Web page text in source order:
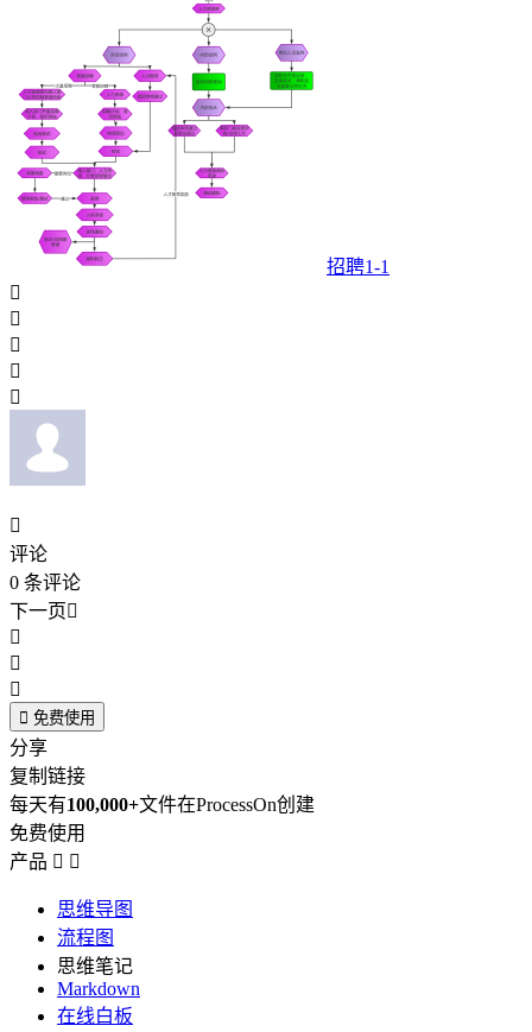
招聘1-1






评论
0 条评论
下一页



 免费使用
分享
复制链接
每天有100,000+文件在ProcessOn创建
免费使用
产品  
思维导图
流程图
思维笔记
Markdown
在线白板